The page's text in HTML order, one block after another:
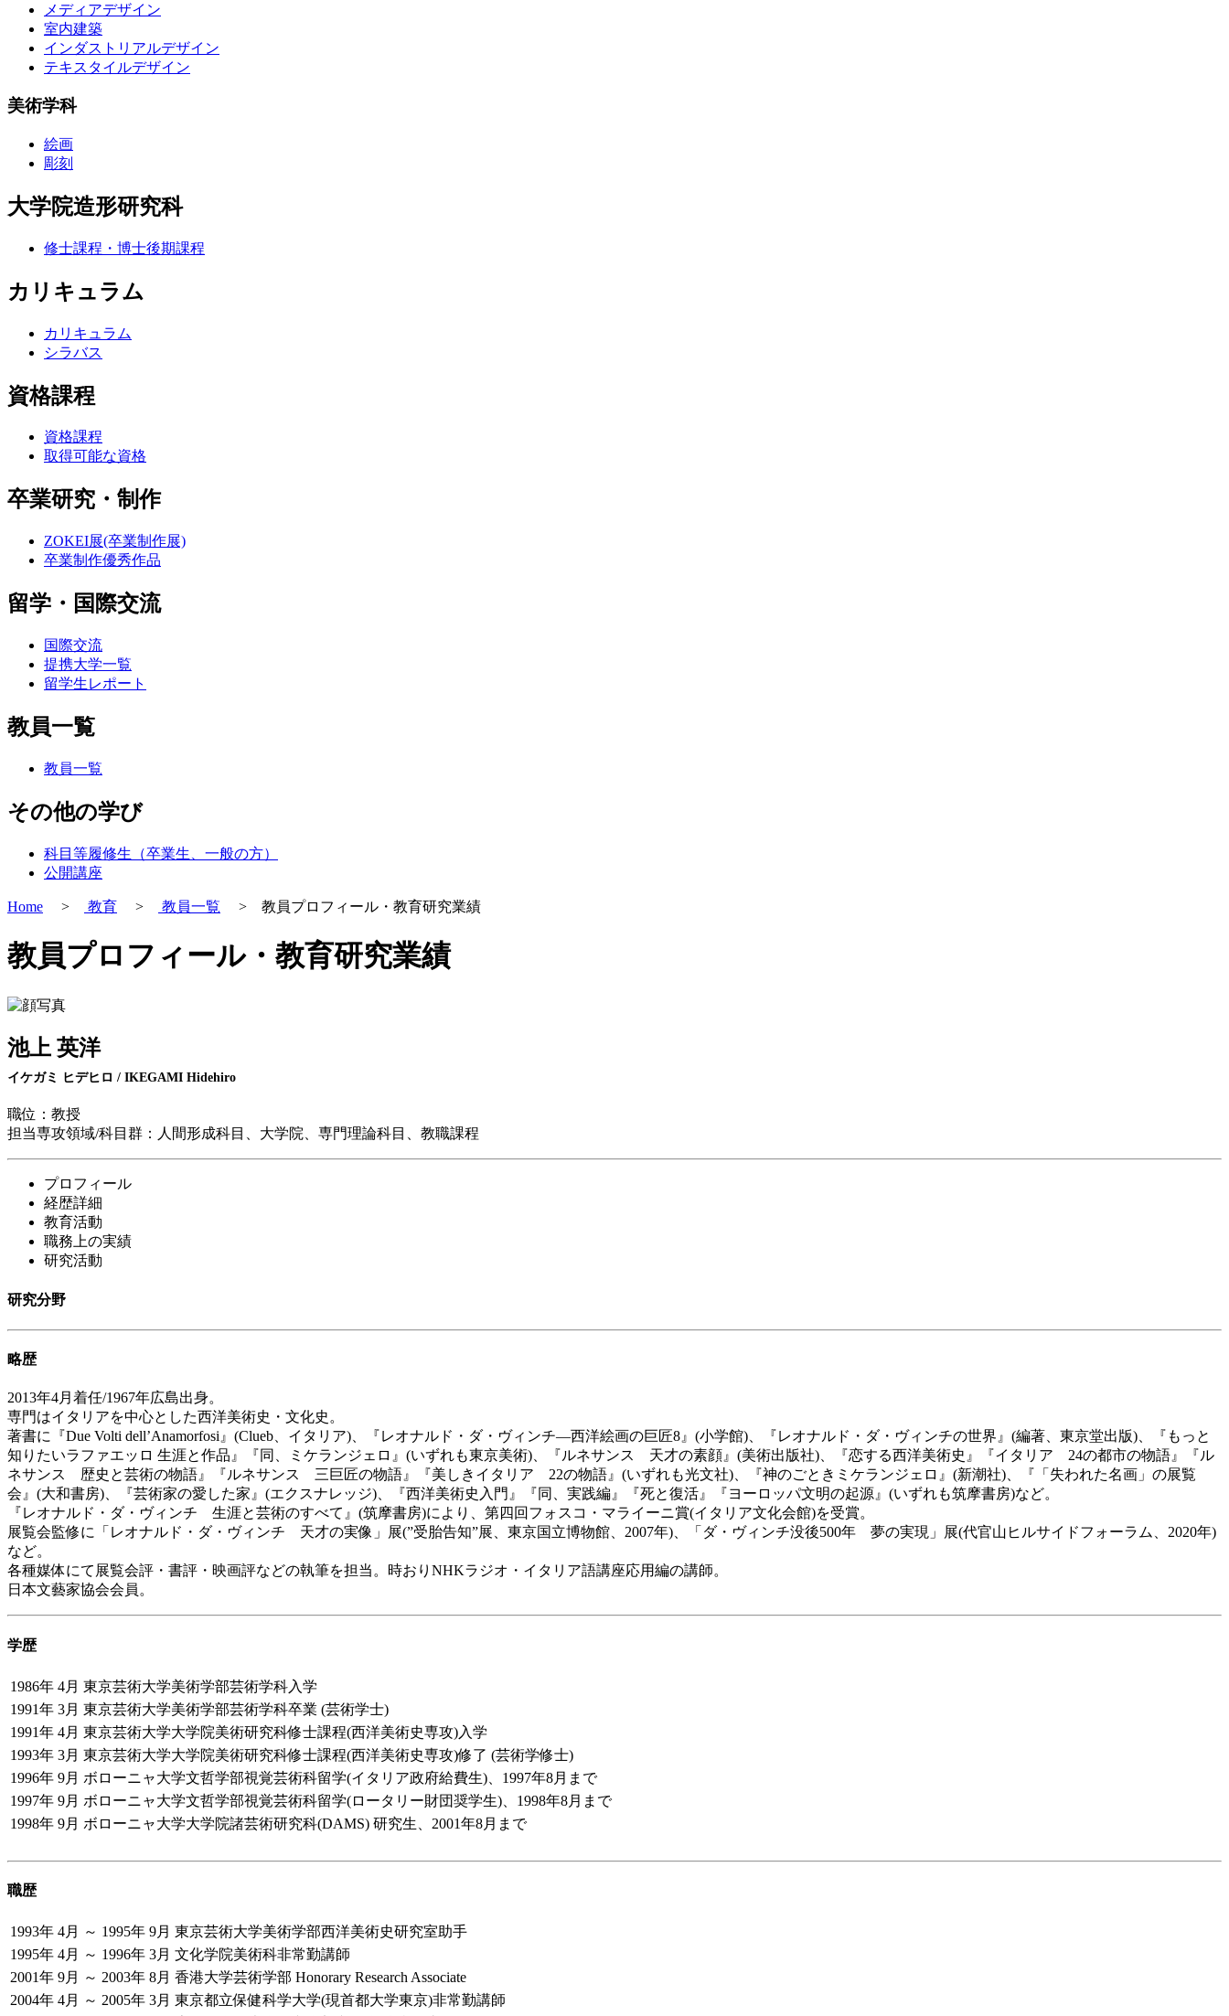
メディアデザイン
室内建築
インダストリアルデザイン
テキスタイルデザイン
美術学科
絵画
彫刻
大学院造形研究科
修士課程・博士後期課程
カリキュラム
カリキュラム
シラバス
資格課程
資格課程
取得可能な資格
卒業研究・制作
ZOKEI展(卒業制作展)
卒業制作優秀作品
留学・国際交流
国際交流
提携大学一覧
留学生レポート
教員一覧
教員一覧
その他の学び
科目等履修生（卒業生、一般の方）
公開講座
Home > 教育 > 教員一覧 > 教員プロフィール・教育研究業績
教員プロフィール・教育研究業績
池上 英洋
イケガミ ヒデヒロ / IKEGAMI Hidehiro
職位：教授
担当専攻領域/科目群：人間形成科目、大学院、専門理論科目、教職課程
プロフィール
経歴詳細
教育活動
職務上の実績
研究活動
研究分野
略歴
2013年4月着任/1967年広島出身。
専門はイタリアを中心とした西洋美術史・文化史。
著書に『Due Volti dell’Anamorfosi』(Clueb、イタリア)、『レオナルド・ダ・ヴィンチ―西洋絵画の巨匠8』(小学館)、『レオナルド・ダ・ヴィンチの世界』(編著、東京堂出版)、『もっと
知りたいラファエッロ 生涯と作品』『同、ミケランジェロ』(いずれも東京美術)、『ルネサンス 天才の素顔』(美術出版社)、『恋する西洋美術史』『イタリア 24の都市の物語』『ル
ネサンス 歴史と芸術の物語』『ルネサンス 三巨匠の物語』『美しきイタリア 22の物語』(いずれも光文社)、『神のごときミケランジェロ』(新潮社)、『「失われた名画」の展覧
会』(大和書房)、『芸術家の愛した家』(エクスナレッジ)、『西洋美術史入門』『同、実践編』『死と復活』『ヨーロッパ文明の起源』(いずれも筑摩書房)など。
『レオナルド・ダ・ヴィンチ 生涯と芸術のすべて』(筑摩書房)により、第四回フォスコ・マライーニ賞(イタリア文化会館)を受賞。
展覧会監修に「レオナルド・ダ・ヴィンチ 天才の実像」展(”受胎告知”展、東京国立博物館、2007年)、「ダ・ヴィンチ没後500年 夢の実現」展(代官山ヒルサイドフォーラム、2020年)
など。
各種媒体にて展覧会評・書評・映画評などの執筆を担当。時おりNHKラジオ・イタリア語講座応用編の講師。
日本文藝家協会会員。
学歴
1986年 4月 東京芸術大学美術学部芸術学科入学
1991年 3月 東京芸術大学美術学部芸術学科卒業 (芸術学士)
1991年 4月 東京芸術大学大学院美術研究科修士課程(西洋美術史専攻)入学
1993年 3月 東京芸術大学大学院美術研究科修士課程(西洋美術史専攻)修了 (芸術学修士)
1996年 9月 ボローニャ大学文哲学部視覚芸術科留学(イタリア政府給費生)、1997年8月まで
1997年 9月 ボローニャ大学文哲学部視覚芸術科留学(ロータリー財団奨学生)、1998年8月まで
1998年 9月 ボローニャ大学大学院諸芸術研究科(DAMS) 研究生、2001年8月まで
職歴
1993年 4月 ～ 1995年 9月 東京芸術大学美術学部西洋美術史研究室助手
1995年 4月 ～ 1996年 3月 文化学院美術科非常勤講師
2001年 9月 ～ 2003年 8月 香港大学芸術学部 Honorary Research Associate
2004年 4月 ～ 2005年 3月 東京都立保健科学大学(現首都大学東京)非常勤講師